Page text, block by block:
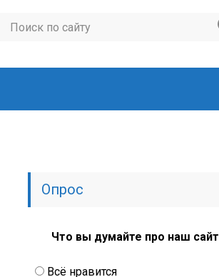
Опрос
Что вы думайте про наш сайт
Всё нравится